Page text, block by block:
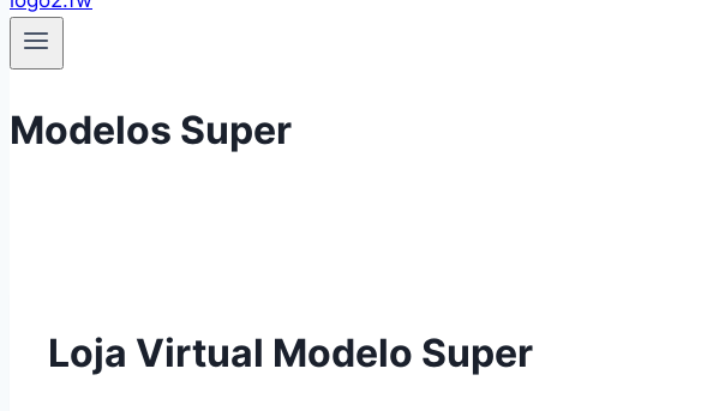
Modelos Super
Loja Virtual Modelo Super